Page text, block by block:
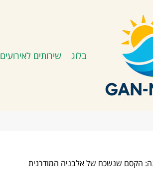
בלוג שירותים לאירועים
הקסם שנשכח של אלבניה המודרנית